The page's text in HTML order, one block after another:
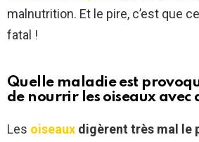
malnutrition. Et le pire, c’est que
fatal !
Quelle maladie est
de nourrir les oiseaux avec
Les oiseaux digèrent très mal le